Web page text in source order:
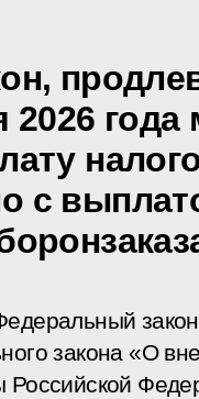
2026
с
закона «О
Российской